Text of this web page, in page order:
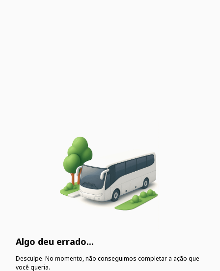
Algo deu errado...
Desculpe. No momento, não conseguimos completar a ação que
você queria.